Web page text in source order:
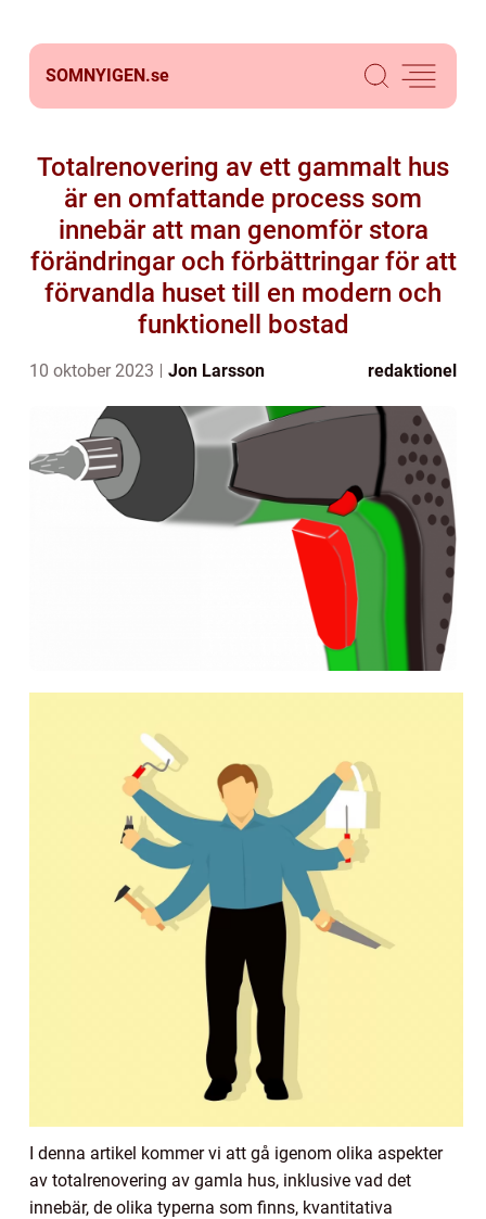
SOMNYIGEN.se
Totalrenovering av ett gammalt hus
är en omfattande process som
innebär att man genomför stora
förändringar och förbättringar för att
förvandla huset till en modern och
funktionell bostad
10 oktober 2023 Jon Larsson redaktionel
I denna artikel kommer vi att gå igenom olika aspekter
av totalrenovering av gamla hus, inklusive vad det
innebär, de olika typerna som finns, kvantitativa